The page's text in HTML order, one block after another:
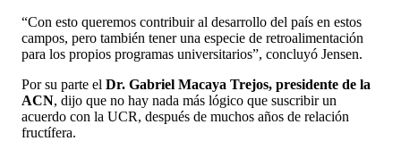
“Con esto queremos contribuir al desarrollo del país en estos
campos, pero también tener una especie de retroalimentación
para los propios programas universitarios”, concluyó Jensen.
Por su parte el Dr. Gabriel Macaya Trejos, presidente de la
ACN, dijo que no hay nada más lógico que suscribir un
acuerdo con la UCR, después de muchos años de relación
fructífera.